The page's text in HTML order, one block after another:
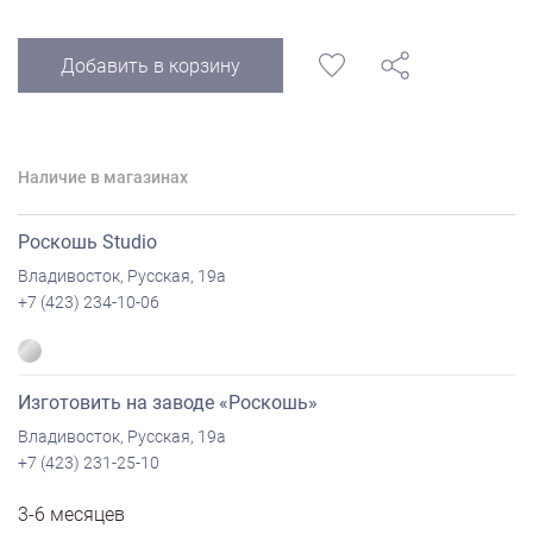
Добавить в корзину
Наличие в магазинах
Роскошь Studio
Владивосток, Русская, 19а
+7 (423) 234-10-06
Изготовить на заводе «Роскошь»
Владивосток, Русская, 19а
+7 (423) 231-25-10
3-6 месяцев